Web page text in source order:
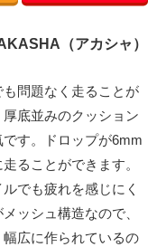
（アカシャ）
問題なく走ることが
底並みのクッション
す。ドロップが6mm
ることができます。
でも疲れを感じにく
ッシュ構造なので、
広に作られているの